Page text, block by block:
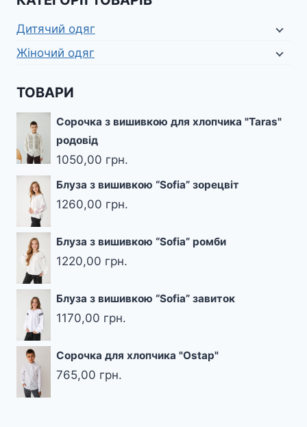
Дитячий одяг
Жіночий одяг
ТОВАРИ
Сорочка з вишивкою для хлопчика "Taras"
родовід
1050,00 грн.
Блуза з вишивкою “Sofia” зорецвіт
1260,00 грн.
Блуза з вишивкою “Sofia” ромби
1220,00 грн.
Блуза з вишивкою “Sofia” завиток
1170,00 грн.
Сорочка для хлопчика "Ostap"
765,00 грн.